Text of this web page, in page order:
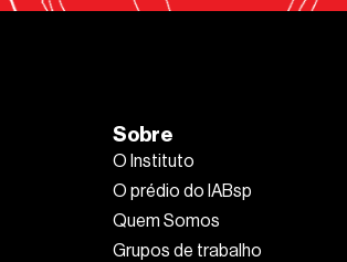
Sobre
O Instituto
O prédio do IABsp
Quem Somos
Grupos de trabalho